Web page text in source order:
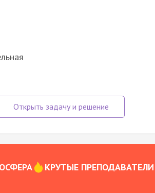
КРУТЫЕ ПРЕПОДАВАТЕЛИ